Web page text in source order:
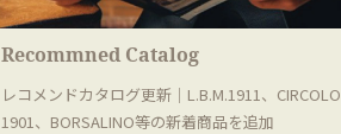
Recommned Catalog
レコメンドカタログ更新｜L.B.M.1911、CIRCOLO
1901、BORSALINO等の新着商品を追加